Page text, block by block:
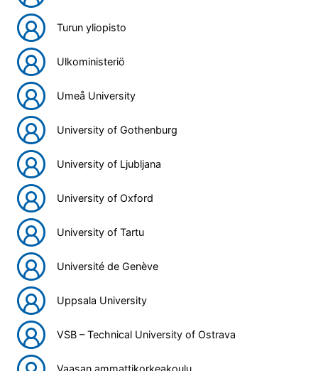
Turun yliopisto
Ulkoministeriö
Umeå University
University of Gothenburg
University of Ljubljana
University of Oxford
University of Tartu
Université de Genève
Uppsala University
VSB – Technical University of Ostrava
Vaasan ammattikorkeakoulu